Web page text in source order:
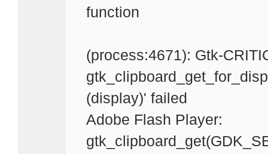
function
(process:4671): Gtk-
(display)' failed
Adobe Flash Player: